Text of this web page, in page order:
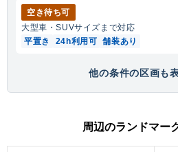
空き待ち可
大型車・SUVサイズまで対応
平置き
24h利用可 舗装あり
他の条件の区画も
周辺のランドマー